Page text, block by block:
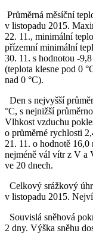
Průměrná měsíční
v listopadu 2015.
22. 11., minimální
přízemní minimální
30. 11. s hodnotou -
(teplota klesne pod 0
nad 0 °C).
Den s nejvyšší
°C, s nejnižší
Vlhkost vzduchu
o průměrné rychlosti
21. 11. o hodnotě 16,0
nejméně vál vítr z V a
ve 20 dnech.
Celkový srážkový
v listopadu 2015.
Souvislá sněhová
2 dny. Výška sněhu